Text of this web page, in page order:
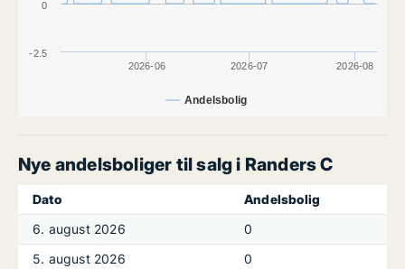
Andelsbolig
2026-06 2026-07 2026-08
0
-2.5
Nye andelsboliger til salg i Randers C
Dato
Andelsbolig
6. august 2026
0
5. august 2026
0